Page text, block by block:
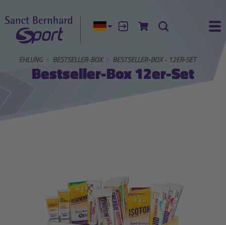
Aktuelle Sprache:
AnmeldenZum Warenkorb
Suche
EMPFEHLUNG BESTSELLER-BOX BESTSELLER-BOX - 12ER-SET
Bestseller-Box 12er-Set